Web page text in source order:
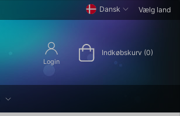
Dansk Vælg land
Login
Indkøbskurv (0)